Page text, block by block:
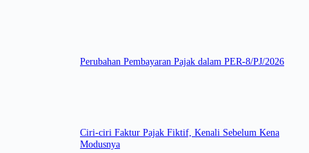
Perubahan Pembayaran Pajak dalam PER-8/PJ/2026
Ciri-ciri Faktur Pajak Fiktif, Kenali Sebelum Kena
Modusnya